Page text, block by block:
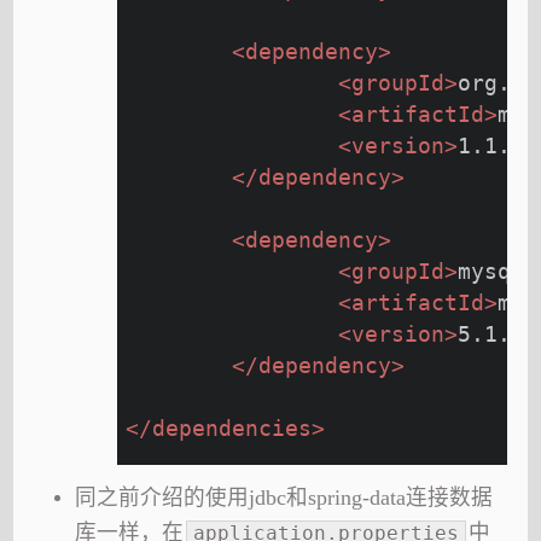
<dependency>
<groupId>
<artifactId>
<version>1.1.1
</dependency>
<dependency>
<groupId>mysql
<artifactId>
<version>5.1.21
</dependency>
</dependencies>
同之前介绍的使用jdbc和spring-data连接数据
库一样，在 application.properties 中